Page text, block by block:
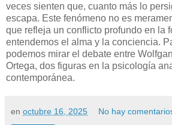
veces sienten que, cuanto más lo
escapa. Este fenómeno no es
que refleja un conflicto profundo en la
entendemos el alma y la conciencia.
podemos mirar el debate entre
Ortega, dos figuras en la psicología
contemporánea.
en octubre 16, 2025 No hay